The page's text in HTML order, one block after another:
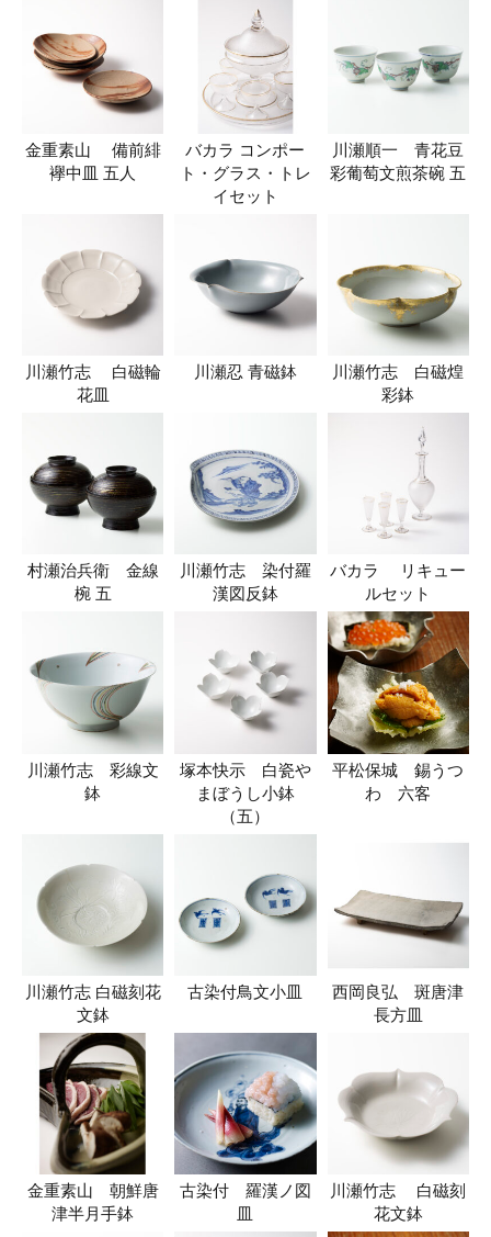
金重素山 備前緋
襷中皿 五人
バカラ コンポー
ト・グラス・トレ
イセット
川瀬順一 青花豆
彩葡萄文煎茶碗 五
川瀬竹志 白磁輪
花皿
川瀬忍 青磁鉢
川瀬竹志 白磁煌
彩鉢
村瀬治兵衛 金線
椀 五
川瀬竹志 染付羅
漢図反鉢
バカラ リキュー
ルセット
川瀬竹志 彩線文
鉢
塚本快示 白瓷や
まぼうし小鉢
（五）
平松保城 錫うつ
わ 六客
川瀬竹志 白磁刻花
文鉢
古染付鳥文小皿
西岡良弘 斑唐津
長方皿
金重素山 朝鮮唐
津半月手鉢
古染付 羅漢ノ図
皿
川瀬竹志 白磁刻
花文鉢